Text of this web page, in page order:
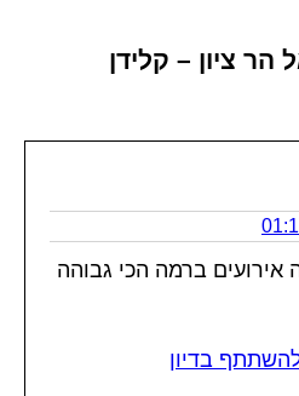
הר ציון – קלידן
אירועים ברמה הכי גבוהה
בדיון